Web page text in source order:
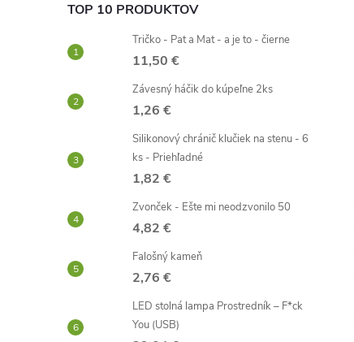
TOP 10 PRODUKTOV
Tričko - Pat a Mat - a je to - čierne
11,50 €
Závesný háčik do kúpeľne 2ks
1,26 €
Silikonový chránič klučiek na stenu - 6
ks - Priehľadné
1,82 €
Zvonček - Ešte mi neodzvonilo 50
4,82 €
Falošný kameň
2,76 €
LED stolná lampa Prostredník – F*ck
You (USB)